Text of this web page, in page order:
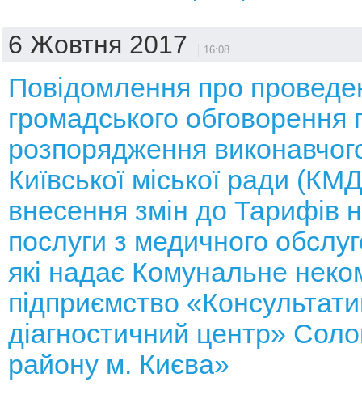
6 Жовтня 2017 16:08
Повідомлення про
громадського обговорення
розпорядження
Київської міської ради
внесення змін до Тарифів
послуги з медичного
які надає Комунальне
підприємство
діагностичний центр»
району м. Києва»